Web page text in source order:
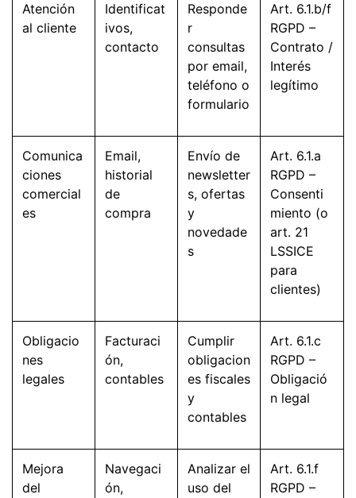
Atención
al cliente
Identificat
ivos,
contacto
Responde
r
consultas
por email,
teléfono o
formulario
Art. 6.1.b/f
RGPD –
Contrato /
Interés
legítimo
Comunica
ciones
comercial
es
Email,
historial
de
compra
Envío de
newsletter
s, ofertas
y
novedade
s
Art. 6.1.a
RGPD –
Consenti
miento (o
art. 21
LSSICE
para
clientes)
Obligacio
nes
legales
Facturaci
ón,
contables
Cumplir
obligacion
es fiscales
y
contables
Art. 6.1.c
RGPD –
Obligació
n legal
Mejora
del
Navegaci
ón,
Analizar el
uso del
Art. 6.1.f
RGPD –